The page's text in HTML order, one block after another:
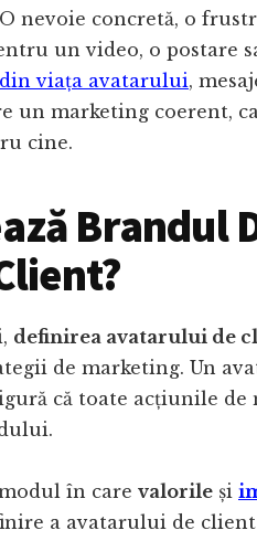
O nevoie concretă, o
un video, o postare
viața avatarului,
un marketing coerent,
cine.
Brandul
definirea avatarului de
de marketing. Un
că toate acțiunile
în care valorile și
a avatarului de client